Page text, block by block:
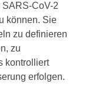
CoV-2
können. Sie
zu definieren
zu
kontrolliert
erfolgen.